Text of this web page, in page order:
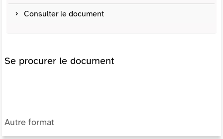
Consulter le document
Se procurer le document
Autre format